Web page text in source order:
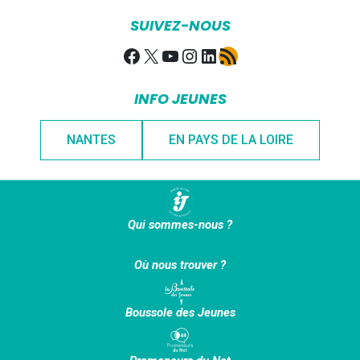
SUIVEZ-NOUS
Facebook
X YouTube
Instagram
LinkedIn
Flux RSS
INFO JEUNES
NANTES EN PAYS DE LA LOIRE
Qui sommes-nous ?
Où nous trouver ?
Boussole des Jeunes